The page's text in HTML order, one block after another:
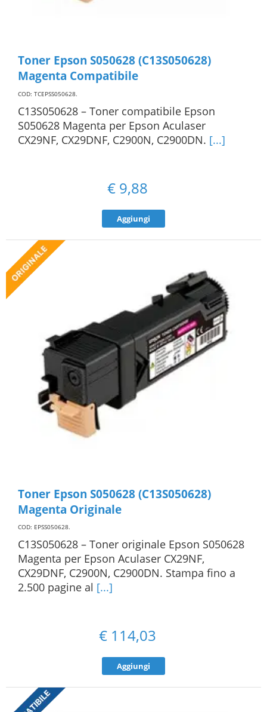
Toner Epson S050628 (C13S050628)
Magenta Compatibile
COD: TCEPSS050628.
C13S050628 – Toner compatibile Epson
S050628 Magenta per Epson Aculaser
CX29NF, CX29DNF, C2900N, C2900DN. [...]
€ 9,88
Aggiungi
Toner Epson S050628 (C13S050628)
Magenta Originale
COD: EPSS050628.
C13S050628 – Toner originale Epson S050628
Magenta per Epson Aculaser CX29NF,
CX29DNF, C2900N, C2900DN. Stampa fino a
2.500 pagine al [...]
€ 114,03
Aggiungi